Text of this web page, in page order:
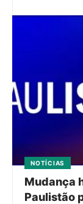
NOTÍCIAS
Mudança
Paulistão